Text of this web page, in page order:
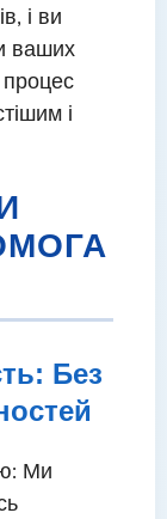
і ви
ваших
і
Без
Ми